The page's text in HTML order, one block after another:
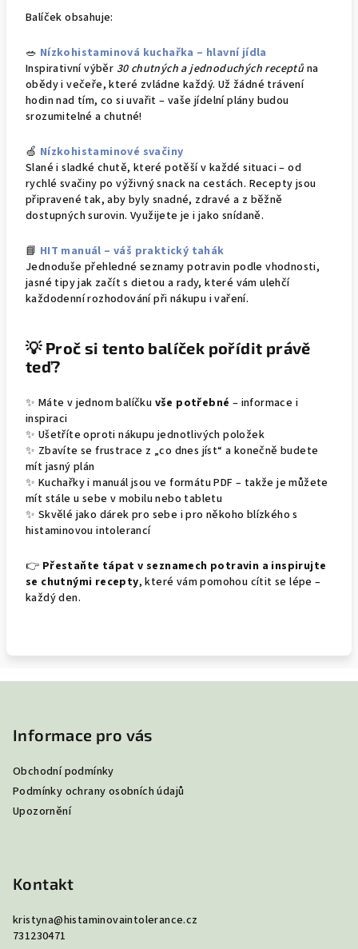
Balíček obsahuje:
🥗 Nízkohistaminová kuchařka – hlavní jídla
Inspirativní výběr 30 chutných a jednoduchých receptůna
obědy i večeře, které zvládne každý. Už žádné trávení
hodin nad tím, co si uvařit – vaše jídelní plány budou
srozumitelné a chutné!
🍏 Nízkohistaminové svačiny
Slané i sladké chutě, které potěší v každé situaci – od
rychlé svačiny po výživný snack na cestách. Recepty jsou
připravené tak, aby byly snadné, zdravé a z běžně
dostupných surovin. Využijete je i jako snídaně.
📘 HIT manuál – váš praktický tahák
Jednoduše přehledné seznamy potravin podle vhodnosti,
jasné tipy jak začít s dietou a rady, které vám ulehčí
každodenní rozhodování při nákupu i vaření.
💡 Proč si tento balíček pořídit právě
teď?
✨ Máte v jednom balíčku vše potřebné – informace i
inspiraci
✨ Ušetříte oproti nákupu jednotlivých položek
✨ Zbavíte se frustrace z „co dnes jíst“ a konečně budete
mít jasný plán
✨ Kuchařky i manuál jsou ve formátu PDF – takže je můžete
mít stále u sebe v mobilu nebo tabletu
✨ Skvělé jako dárek pro sebe i pro někoho blízkého s
histaminovou intolerancí
👉 Přestaňte tápat v seznamech potravin a inspirujte
se chutnými recepty, které vám pomohou cítit se lépe –
každý den.
Informace pro vás
Obchodní podmínky
Podmínky ochrany osobních údajů
Upozornění
Kontakt
kristyna@histaminovaintolerance.cz
731230471